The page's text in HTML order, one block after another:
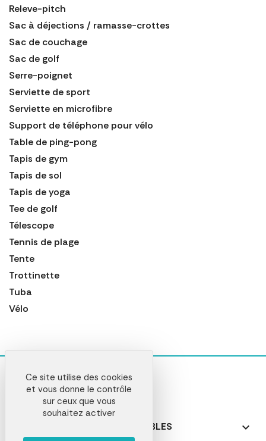
Releve-pitch
Sac à déjections / ramasse-crottes
Sac de couchage
Sac de golf
Serre-poignet
Serviette de sport
Serviette en microfibre
Support de téléphone pour vélo
Table de ping-pong
Tapis de gym
Tapis de sol
Tapis de yoga
Tee de golf
Télescope
Tennis de plage
Tente
Trottinette
Tuba
Vélo
NOS PRODUITS PERSONNALISABLES 
Ce site utilise des cookies
et vous donne le contrôle
sur ceux que vous
souhaitez activer